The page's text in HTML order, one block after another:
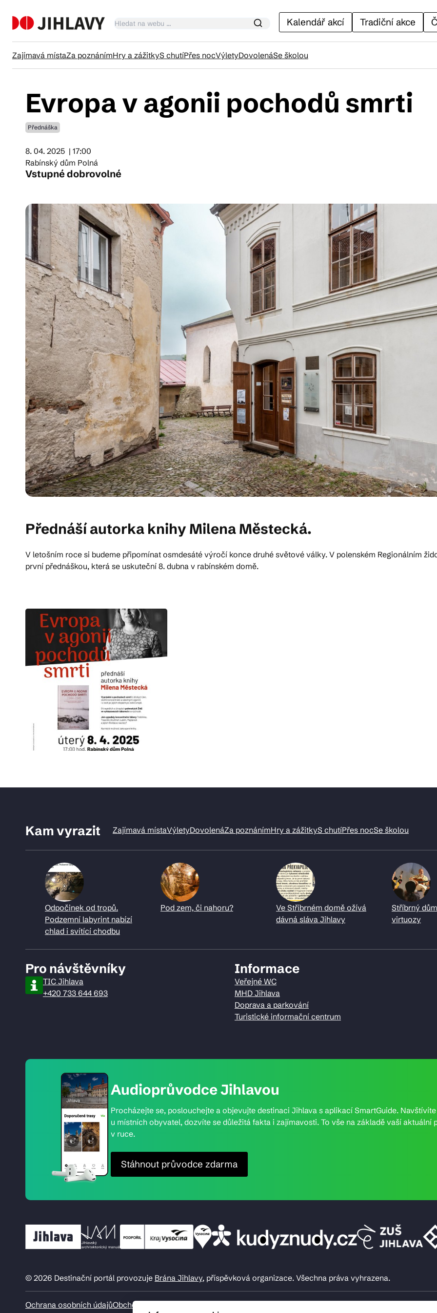
Kalendář akcí Tradiční akce
Zajímavá místaZa poznánímHry a zážitkyS chutíPřes nocVýletyDovolenáSe školou
Kalendář akcí
Suvenýry
Praktické info
Kam vyrazit
EN DE
© 2026 Brána Jihlavy
Evropa v agonii pochodů smrti
Přednáška
8. 04. 2025 | 17:00
Rabínský dům Polná
Vstupné dobrovolné
Přednáší autorka knihy Milena Městecká.
V letošním roce si budeme připomínat osmdesáté výročí konce druhé světové války. V polenském Regionálním
první přednáškou, která se uskuteční 8. dubna v rabínském domě.
Kam vyrazit Zajímavá místaVýletyDovolenáZa poznánímHry a zážitkyS chutíPřes nocSe školou
Odpočinek od tropů.
Podzemní labyrint nabízí
chlad i svítící chodbu
Pod zem, či nahoru?
Ve Stříbrném domě ožívá
dávná sláva Jihlavy
Stříbrný
virtuozy
Pro návštěvníky
TIC Jihlava
+420 733 644 693
Informace
Veřejné WC
MHD Jihlava
Doprava a parkování
Turistické informační centrum
Audioprůvodce Jihlavou
Procházejte se, poslouchejte a objevujte destinaci Jihlava s aplikací SmartGuide.
u místních obyvatel, dozvíte se důležitá fakta i zajímavosti. To vše na základě vaší
v ruce.
Stáhnout průvodce zdarma
© 2026 Destinační portál provozuje Brána Jihlavy, příspěvková organizace. Všechna práva vyhrazena.
Ochrana osobních údajůObchodní podmínky